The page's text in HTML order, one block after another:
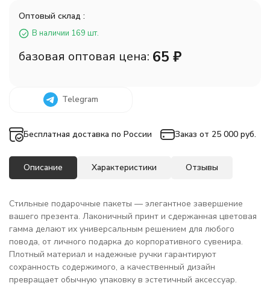
Оптовый склад :
В наличии 169 шт.
базовая оптовая цена: 65 ₽
Telegram
Бесплатная доставка по России Заказ от 25 000 руб.
Описание Характеристики Отзывы
Стильные подарочные пакеты — элегантное завершение
вашего презента. Лаконичный принт и сдержанная цветовая
гамма делают их универсальным решением для любого
повода, от личного подарка до корпоративного сувенира.
Плотный материал и надежные ручки гарантируют
сохранность содержимого, а качественный дизайн
превращает обычную упаковку в эстетичный аксессуар.